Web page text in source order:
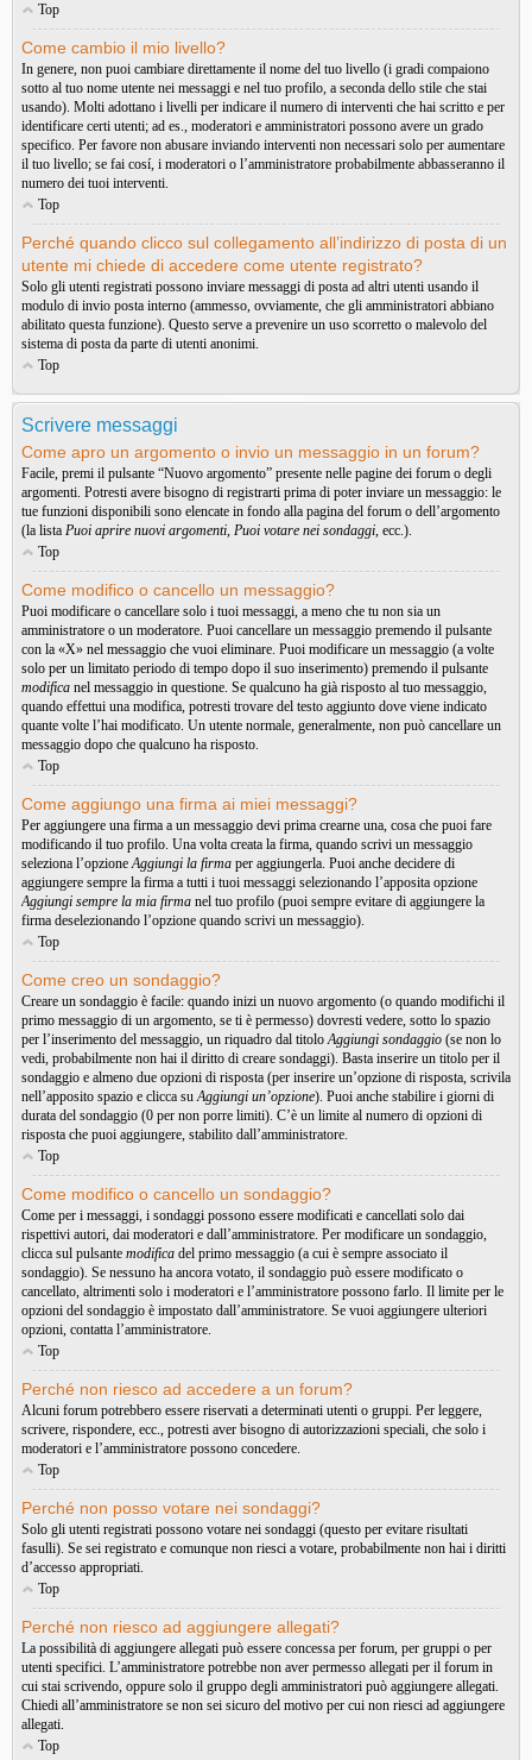
Top
Come cambio il mio livello?
In genere, non puoi cambiare direttamente il nome del tuo livello (i gradi compaiono
sotto al tuo nome utente nei messaggi e nel tuo profilo, a seconda dello stile che stai
usando). Molti adottano i livelli per indicare il numero di interventi che hai scritto e per
identificare certi utenti; ad es., moderatori e amministratori possono avere un grado
specifico. Per favore non abusare inviando interventi non necessari solo per aumentare
il tuo livello; se fai cosí, i moderatori o l’amministratore probabilmente abbasseranno il
numero dei tuoi interventi.
Top
Perché quando clicco sul collegamento all’indirizzo di posta di un
utente mi chiede di accedere come utente registrato?
Solo gli utenti registrati possono inviare messaggi di posta ad altri utenti usando il
modulo di invio posta interno (ammesso, ovviamente, che gli amministratori abbiano
abilitato questa funzione). Questo serve a prevenire un uso scorretto o malevolo del
sistema di posta da parte di utenti anonimi.
Top
Scrivere messaggi
Come apro un argomento o invio un messaggio in un forum?
Facile, premi il pulsante “Nuovo argomento” presente nelle pagine dei forum o degli
argomenti. Potresti avere bisogno di registrarti prima di poter inviare un messaggio: le
tue funzioni disponibili sono elencate in fondo alla pagina del forum o dell’argomento
(la lista Puoi aprire nuovi argomenti, Puoi votare nei sondaggi, ecc.).
Top
Come modifico o cancello un messaggio?
Puoi modificare o cancellare solo i tuoi messaggi, a meno che tu non sia un
amministratore o un moderatore. Puoi cancellare un messaggio premendo il pulsante
con la «X» nel messaggio che vuoi eliminare. Puoi modificare un messaggio (a volte
solo per un limitato periodo di tempo dopo il suo inserimento) premendo il pulsante
modifica nel messaggio in questione. Se qualcuno ha già risposto al tuo messaggio,
quando effettui una modifica, potresti trovare del testo aggiunto dove viene indicato
quante volte l’hai modificato. Un utente normale, generalmente, non può cancellare un
messaggio dopo che qualcuno ha risposto.
Top
Come aggiungo una firma ai miei messaggi?
Per aggiungere una firma a un messaggio devi prima crearne una, cosa che puoi fare
modificando il tuo profilo. Una volta creata la firma, quando scrivi un messaggio
seleziona l’opzioneAggiungi la firma per aggiungerla. Puoi anche decidere di
aggiungere sempre la firma a tutti i tuoi messaggi selezionando l’apposita opzione
Aggiungi sempre la mia firma nel tuo profilo (puoi sempre evitare di aggiungere la
firma deselezionando l’opzione quando scrivi un messaggio).
Top
Come creo un sondaggio?
Creare un sondaggio è facile: quando inizi un nuovo argomento (o quando modifichi il
primo messaggio di un argomento, se ti è permesso) dovresti vedere, sotto lo spazio
per l’inserimento del messaggio, un riquadro dal titoloAggiungi sondaggio (se non lo
vedi, probabilmente non hai il diritto di creare sondaggi). Basta inserire un titolo per il
sondaggio e almeno due opzioni di risposta (per inserire un’opzione di risposta, scrivila
nell’apposito spazio e clicca suAggiungi un’opzione). Puoi anche stabilire i giorni di
durata del sondaggio (0 per non porre limiti). C’è un limite al numero di opzioni di
risposta che puoi aggiungere, stabilito dall’amministratore.
Top
Come modifico o cancello un sondaggio?
Come per i messaggi, i sondaggi possono essere modificati e cancellati solo dai
rispettivi autori, dai moderatori e dall’amministratore. Per modificare un sondaggio,
clicca sul pulsante modifica del primo messaggio (a cui è sempre associato il
sondaggio). Se nessuno ha ancora votato, il sondaggio può essere modificato o
cancellato, altrimenti solo i moderatori e l’amministratore possono farlo. Il limite per le
opzioni del sondaggio è impostato dall’amministratore. Se vuoi aggiungere ulteriori
opzioni, contatta l’amministratore.
Top
Perché non riesco ad accedere a un forum?
Alcuni forum potrebbero essere riservati a determinati utenti o gruppi. Per leggere,
scrivere, rispondere, ecc., potresti aver bisogno di autorizzazioni speciali, che solo i
moderatori e l’amministratore possono concedere.
Top
Perché non posso votare nei sondaggi?
Solo gli utenti registrati possono votare nei sondaggi (questo per evitare risultati
fasulli). Se sei registrato e comunque non riesci a votare, probabilmente non hai i diritti
d’accesso appropriati.
Top
Perché non riesco ad aggiungere allegati?
La possibilità di aggiungere allegati può essere concessa per forum, per gruppi o per
utenti specifici. L’amministratore potrebbe non aver permesso allegati per il forum in
cui stai scrivendo, oppure solo il gruppo degli amministratori può aggiungere allegati.
Chiedi all’amministratore se non sei sicuro del motivo per cui non riesci ad aggiungere
allegati.
Top